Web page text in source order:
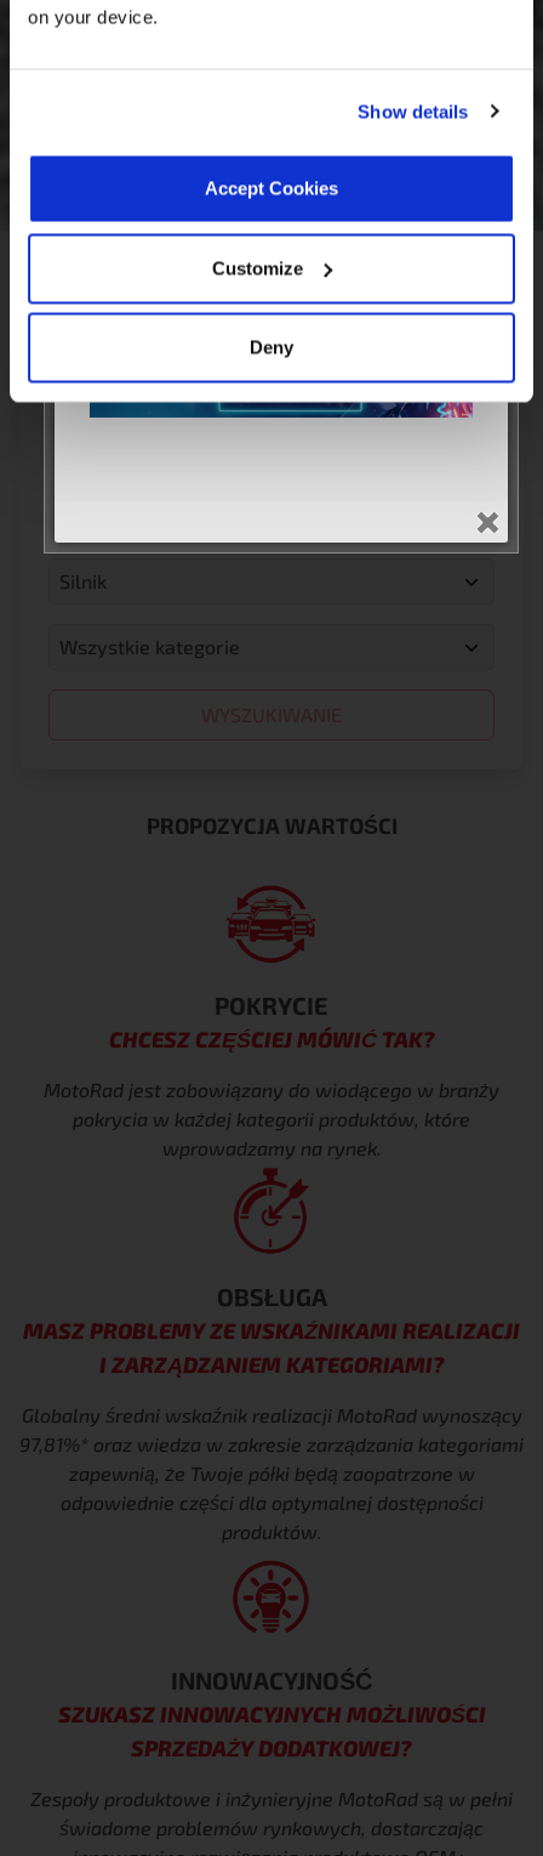
on your device.
Show details
Accept Cookies
Customize
Deny
Znajdź produkt według
Węzły przesiadkowe
Rok
Rok
Silnik
Silnik
Wszystkie kategorie
Wszystkie kategorie
PROPOZYCJA WARTOŚCI
POKRYCIE
CHCESZ CZĘŚCIEJ MÓWIĆ TAK?
MotoRad jest zobowiązany do wiodącego w branży
pokrycia w każdej kategorii produktów, które
wprowadzamy na rynek.
OBSŁUGA
MASZ PROBLEMY ZE WSKAŹNIKAMI REALIZACJI
I ZARZĄDZANIEM KATEGORIAMI?
Globalny średni wskaźnik realizacji MotoRad wynoszący
97,81%* oraz wiedza w zakresie zarządzania kategoriami
zapewnią, że Twoje półki będą zaopatrzone w
odpowiednie części dla optymalnej dostępności
produktów.
INNOWACYJNOŚĆ
SZUKASZ INNOWACYJNYCH MOŻLIWOŚCI
SPRZEDAŻY DODATKOWEJ?
Zespoły produktowe i inżynieryjne MotoRad są w pełni
świadome problemów rynkowych, dostarczając
commercial conversation, a technical
partnership
we recommend booking early